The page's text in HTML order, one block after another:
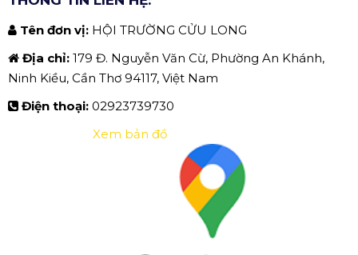
Tên đơn vị: HỘI TRƯỜNG CỬU LONG
Địa chỉ: 179 Đ. Nguyễn Văn Cừ, Phường An Khánh,
Ninh Kiều, Cần Thơ 94117, Việt Nam
Điện thoại: 02923739730
Xem bản đồ